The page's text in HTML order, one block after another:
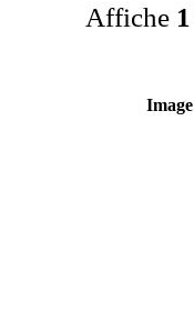
Affiche 1
Image